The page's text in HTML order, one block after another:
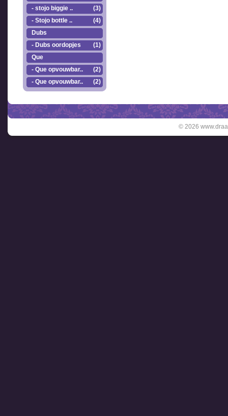
- stojo biggie ..
(3)
- Stojo bottle ..
(4)
Dubs
- Dubs oordopjes
(1)
Que
- Que opvouwbar..
(2)
- Que opvouwbar..
(2)
© 2026